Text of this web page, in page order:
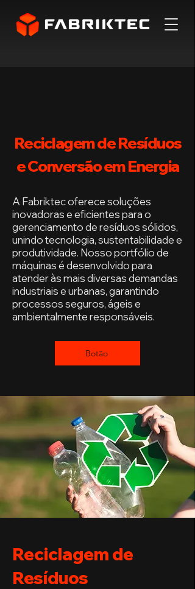
Reciclagem de Resíduos
e Conversão em Energia
A Fabriktec oferece soluções
inovadoras e eficientes para o
gerenciamento de resíduos sólidos,
unindo tecnologia, sustentabilidade e
produtividade. Nosso portfólio de
máquinas é desenvolvido para
atender às mais diversas demandas
industriais e urbanas, garantindo
processos seguros, ágeis e
ambientalmente responsáveis.
Botão
Reciclagem de
Resíduos